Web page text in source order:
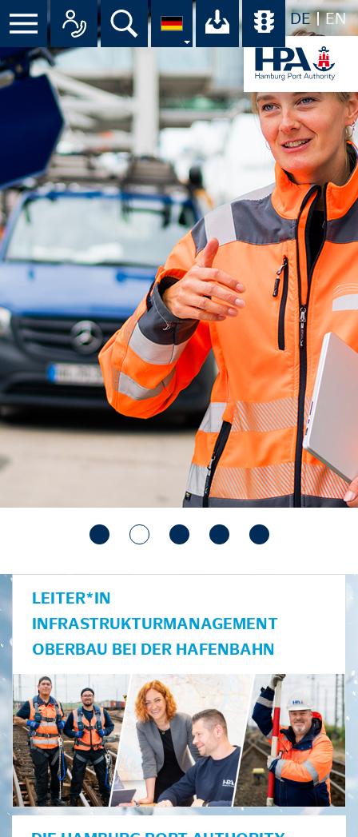
DE EN
Suche Ihr Download-
LEITER*IN
INFRASTRUKTURMANAGEMENT
OBERBAU BEI DER HAFENBAHN